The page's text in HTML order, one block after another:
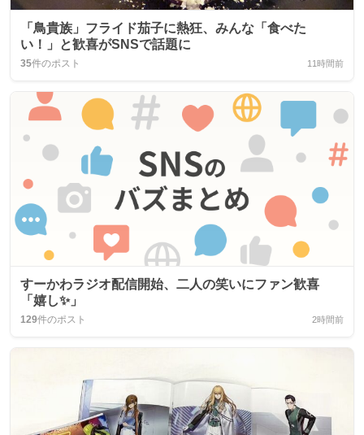
「鳥貴族」フライド茄子に熱狂、みんな「食べた
い！」と歓喜がSNSで話題に
35件のポスト 11時間前
すーかわラジオ配信開始、二人の笑いにファン歓喜
「嬉し✨」
129件のポスト 2時間前